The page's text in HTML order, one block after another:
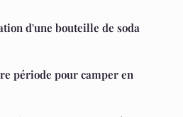
d'une bouteille de soda
période pour camper en